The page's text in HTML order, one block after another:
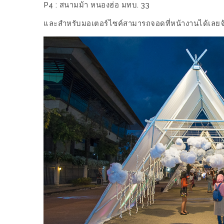
ช้อป
ชิ
ลล์
ชิม
ที่
HIMMA
MARKET
FESTIVAL
10
ร้าน
พ่อ
ค้า
แซ่บ
แม่ค้า
P4 : สนามม้า หนองฮ่อ มทบ. 33
และสำหรับมอเตอร์ไซค์สามารถจอดที่หน้างานได้เลย